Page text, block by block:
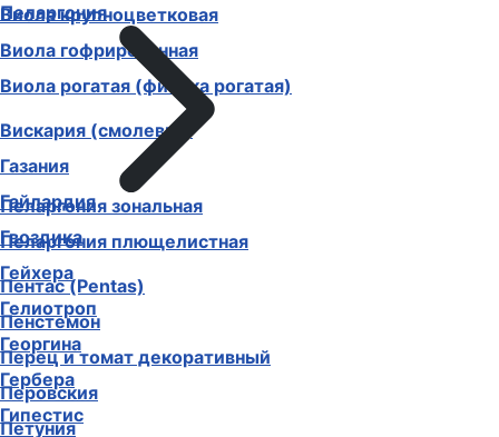
Виола крупноцветковая
Виола гофрированная
Виола рогатая (фиалка рогатая)
Вискария (смолевка)
Газания
Гайлардия
Гвоздика
Гейхера
Гелиотроп
Георгина
Гербера
Гипестис
Пеларгония
Пеларгония зональная
Пеларгония плющелистная
Пентас (Pentas)
Пенстемон
Перец и томат декоративный
Перовския
Петуния